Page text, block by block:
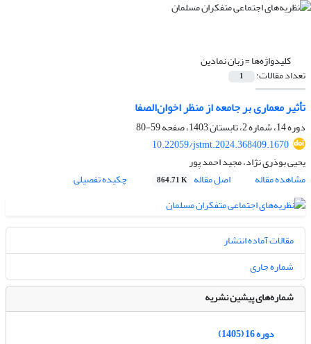
کلیدواژه‌ها =زبان نمادین
تعداد مقالات: 1
تأثیر معماری بر جامعه از منظر اخوان‌الصفا
دوره 14، شماره 2، تابستان 1403، صفحه
59-80
10.22059/jstmt.2024.368409.1670
یحیی بوذری نژاد، مجید احمد پور
مشاهده مقاله
اصل مقاله 864.71 K چکیده تفصیلی
مقالات آماده انتشار
شماره جاری
شماره‌های پیشین نشریه
دوره 16 (1405)